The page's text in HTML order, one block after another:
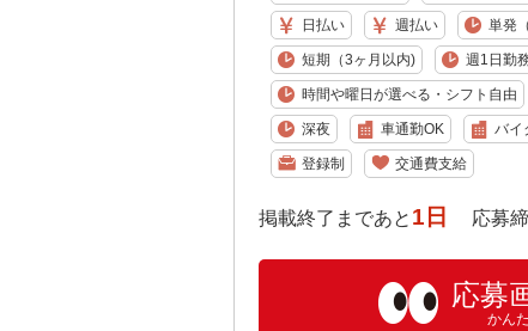
日払い 週払い 単発
短期（3ヶ月以内) 週1日勤
時間や曜日が選べる・シフト自由
深夜 車通勤OK バイ
登録制 交通費支給
掲載終了まであと 1日 応募締
応募
かん